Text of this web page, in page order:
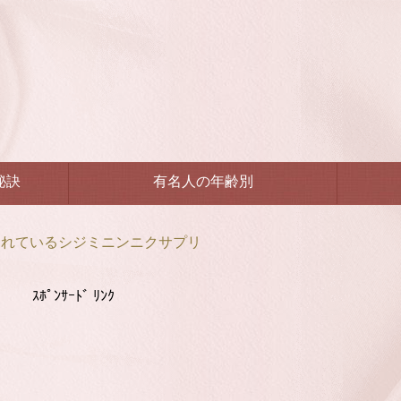
訣 有名人の年齢別
ているシジミニンニクサプリ
ｽﾎﾟﾝｻｰﾄﾞ ﾘﾝｸ